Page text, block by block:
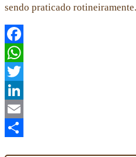
sendo praticado
Facebook
WhatsApp
Twitter
LinkedIn
Email